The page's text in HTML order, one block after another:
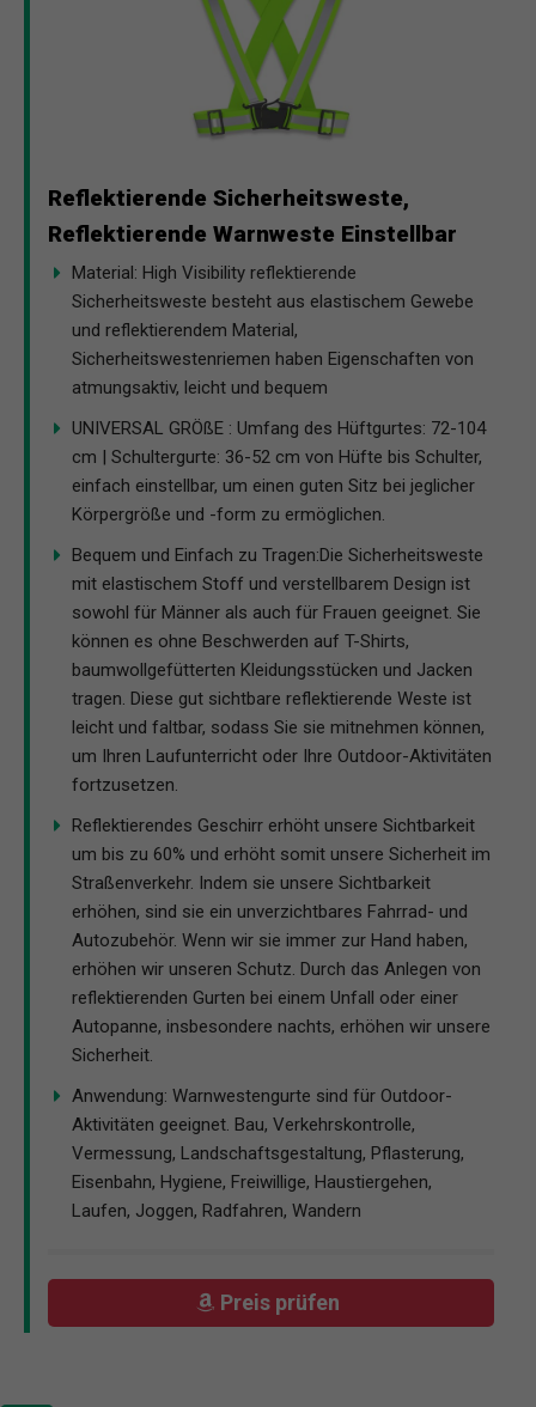
Reflektierende Sicherheitsweste,
Reflektierende Warnweste Einstellbar
Material: High Visibility reflektierende
Sicherheitsweste besteht aus elastischem Gewebe
und reflektierendem Material,
Sicherheitswestenriemen haben Eigenschaften von
atmungsaktiv, leicht und bequem
UNIVERSAL GRÖßE : Umfang des Hüftgurtes: 72-104
cm | Schultergurte: 36-52 cm von Hüfte bis Schulter,
einfach einstellbar, um einen guten Sitz bei jeglicher
Körpergröße und -form zu ermöglichen.
Bequem und Einfach zu Tragen:Die Sicherheitsweste
mit elastischem Stoff und verstellbarem Design ist
sowohl für Männer als auch für Frauen geeignet. Sie
können es ohne Beschwerden auf T-Shirts,
baumwollgefütterten Kleidungsstücken und Jacken
tragen. Diese gut sichtbare reflektierende Weste ist
leicht und faltbar, sodass Sie sie mitnehmen können,
um Ihren Laufunterricht oder Ihre Outdoor-Aktivitäten
fortzusetzen.
Reflektierendes Geschirr erhöht unsere Sichtbarkeit
um bis zu 60% und erhöht somit unsere Sicherheit im
Straßenverkehr. Indem sie unsere Sichtbarkeit
erhöhen, sind sie ein unverzichtbares Fahrrad- und
Autozubehör. Wenn wir sie immer zur Hand haben,
erhöhen wir unseren Schutz. Durch das Anlegen von
reflektierenden Gurten bei einem Unfall oder einer
Autopanne, insbesondere nachts, erhöhen wir unsere
Sicherheit.
Anwendung: Warnwestengurte sind für Outdoor-
Aktivitäten geeignet. Bau, Verkehrskontrolle,
Vermessung, Landschaftsgestaltung, Pflasterung,
Eisenbahn, Hygiene, Freiwillige, Haustiergehen,
Laufen, Joggen, Radfahren, Wandern
Preis prüfen